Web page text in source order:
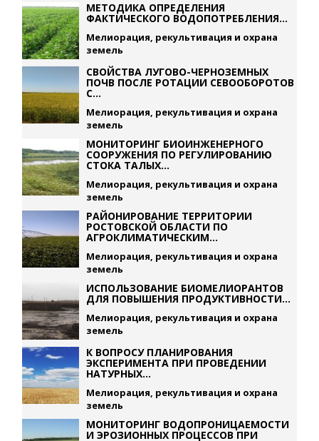
МЕТОДИКА ОПРЕДЕЛЕНИЯ
ФАКТИЧЕСКОГО ВОДОПОТРЕБЛЕНИЯ...
Мелиорация, рекультивация и охрана
земель
СВОЙСТВА ЛУГОВО-ЧЕРНОЗЕМНЫХ
ПОЧВ ПОСЛЕ РОТАЦИИ СЕВООБОРОТОВ
С...
Мелиорация, рекультивация и охрана
земель
МОНИТОРИНГ БИОИНЖЕНЕРНОГО
СООРУЖЕНИЯ ПО РЕГУЛИРОВАНИЮ
СТОКА ТАЛЫХ...
Мелиорация, рекультивация и охрана
земель
РАЙОНИРОВАНИЕ ТЕРРИТОРИИ
РОСТОВСКОЙ ОБЛАСТИ ПО
АГРОКЛИМАТИЧЕСКИМ...
Мелиорация, рекультивация и охрана
земель
ИСПОЛЬЗОВАНИЕ БИОМЕЛИОРАНТОВ
ДЛЯ ПОВЫШЕНИЯ ПРОДУКТИВНОСТИ...
Мелиорация, рекультивация и охрана
земель
К ВОПРОСУ ПЛАНИРОВАНИЯ
ЭКСПЕРИМЕНТА ПРИ ПРОВЕДЕНИИ
НАТУРНЫХ...
Мелиорация, рекультивация и охрана
земель
МОНИТОРИНГ ВОДОПРОНИЦАЕМОСТИ
И ЭРОЗИОННЫХ ПРОЦЕССОВ ПРИ